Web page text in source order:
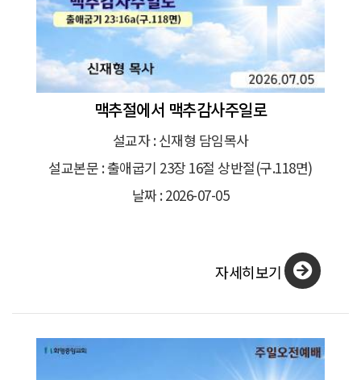
맥추절에서 맥추감사주일로
설교자 : 신재형 담임목사
설교본문 : 출애굽기 23장 16절 상반절(구.118면)
날짜 : 2026-07-05
자세히보기